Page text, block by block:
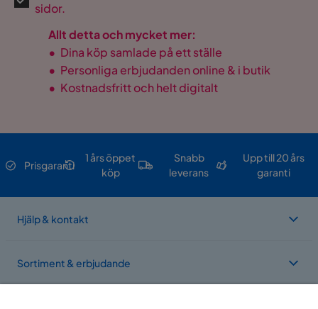
sidor.
Allt detta och mycket mer:
• Dina köp samlade på ett ställe
• Personliga erbjudanden online & i butik
• Kostnadsfritt och helt digitalt
Prisgaranti
1 års öppet
köp
Snabb
leverans
Upp till 20 års
garanti
Hjälp & kontakt
Sortiment & erbjudande